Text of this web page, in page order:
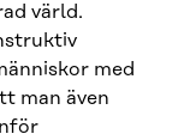
värld.
med
man även